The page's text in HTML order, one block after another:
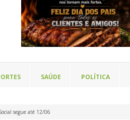
SAÚDE POLÍTICA
segue até 12/06